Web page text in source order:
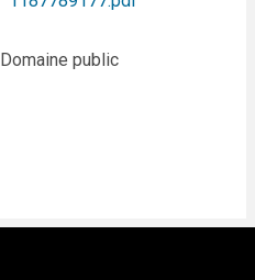
Domaine public